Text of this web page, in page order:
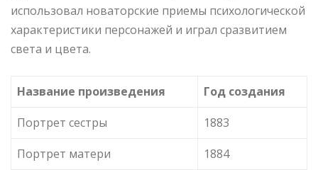
использовал новаторские приемы психологической
характеристики персонажей и играл сразвитием
света и цвета.
Название произведения
Год создания
Портрет сестры
1883
Портрет матери
1884